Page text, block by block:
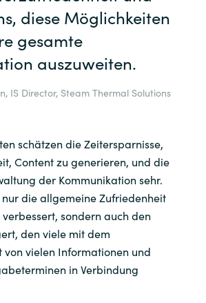
diese Möglichkeiten
gesamte
auszuweiten.
IS Director, Steam Thermal Solutions
schätzen die Zeitersparnisse,
Content zu generieren, und die
der Kommunikation sehr.
die allgemeine Zufriedenheit
sondern auch den
den viele mit dem
vielen Informationen und
in Verbindung